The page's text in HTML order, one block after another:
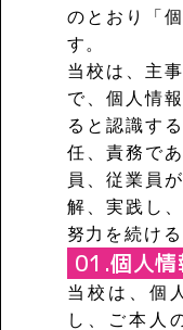
のとおり「
す。
当校は、主
で、個人情
ると認識す
任、責務で
員、従業員
解、 実践し
努力を続け
個人
当校は、個
し、ご本人